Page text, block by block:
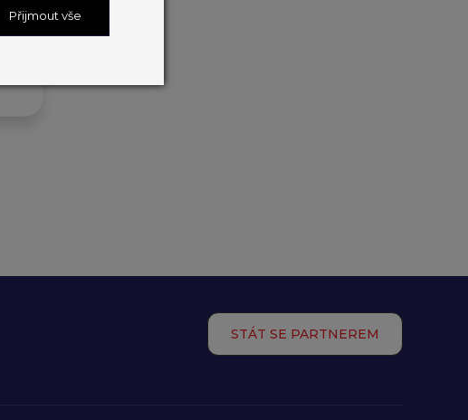
STÁT SE PARTNEREM
Přijmout vše